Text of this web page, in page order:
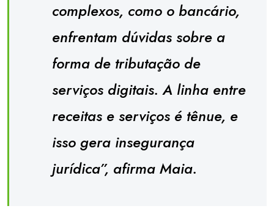
complexos, como o bancário,
enfrentam dúvidas sobre a
forma de tributação de
serviços digitais. A linha entre
receitas e serviços é tênue, e
isso gera insegurança
jurídica”, afirma Maia.